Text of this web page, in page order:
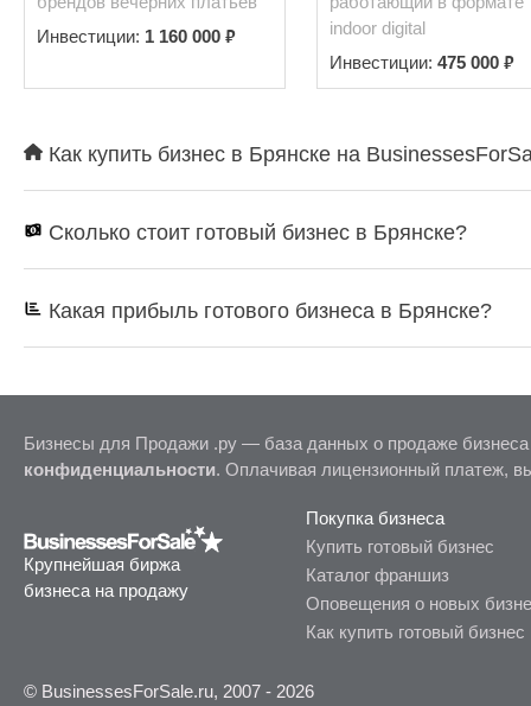
Инвестиции: 1 160 000 ₽
indoor digital
Инвестиции: 475 000 ₽
Как купить бизнес в Брянске на
Сколько стоит готовый бизнес в Брянске?
Какая прибыль готового бизнеса в Брянске?
Бизнесы для Продажи .ру — база данных о продаже
конфиденциальности. Оплачивая лицензионный платеж,
Крупнейшая биржа
бизнеса на продажу
Покупка бизнеса
Купить готовый бизнес
Каталог франшиз
Оповещения о новых
Как купить готовый бизнес
© BusinessesForSale.ru, 2007 - 2026